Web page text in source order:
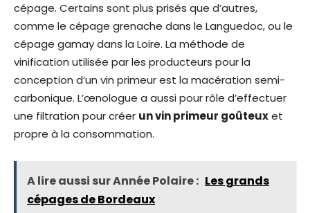
cépage. Certains sont plus prisés que d’autres,
comme le cépage grenache dans le Languedoc, ou le
cépage gamay dans la Loire. La méthode de
vinification utilisée par les producteurs pour la
conception d’un vin primeur est la macération semi-
carbonique. L’œnologue a aussi pour rôle d’effectuer
une filtration pour créer un vin primeur goûteuxet
propre à la consommation.
A lire aussi sur Année Polaire : Les grands
cépages de Bordeaux